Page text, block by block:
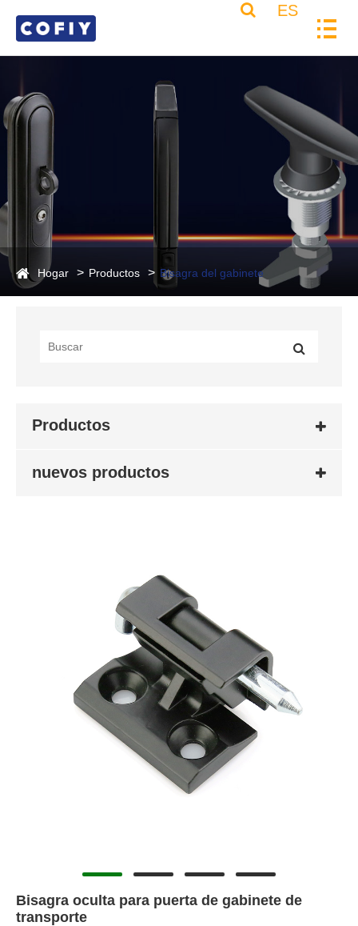
ES
Hogar Productos Bisagra del gabinete
Productos
nuevos productos
Bisagra oculta para puerta de gabinete de
transporte